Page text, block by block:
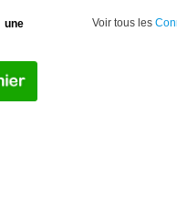
une
Voir tous les